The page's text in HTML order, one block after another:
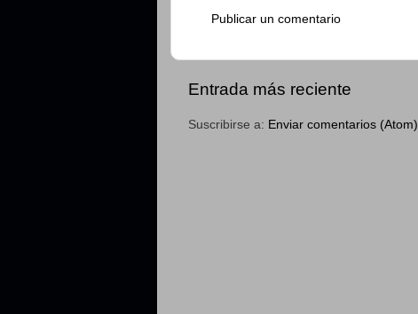
Publicar un comentario
Entrada más reciente
Suscribirse a: Enviar comentarios (Atom)